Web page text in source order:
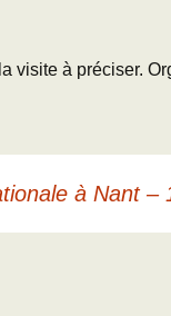
visite à préciser.
à Nant –